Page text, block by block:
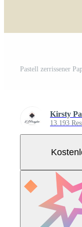
Pastell zerrissener
Kirsty
13.193